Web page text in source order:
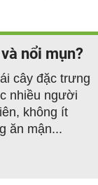
nổi mụn?
cây đặc trưng
nhiều người
không ít
ăn mận...